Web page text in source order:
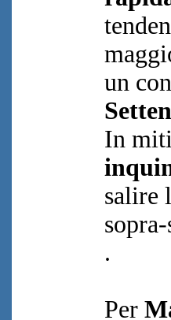
un
In
salire
.
Per